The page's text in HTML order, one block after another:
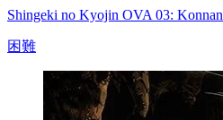
Shingeki no Kyojin OVA 03: Konnan
困難